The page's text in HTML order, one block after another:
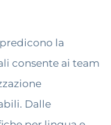
la
consente ai team
Dalle